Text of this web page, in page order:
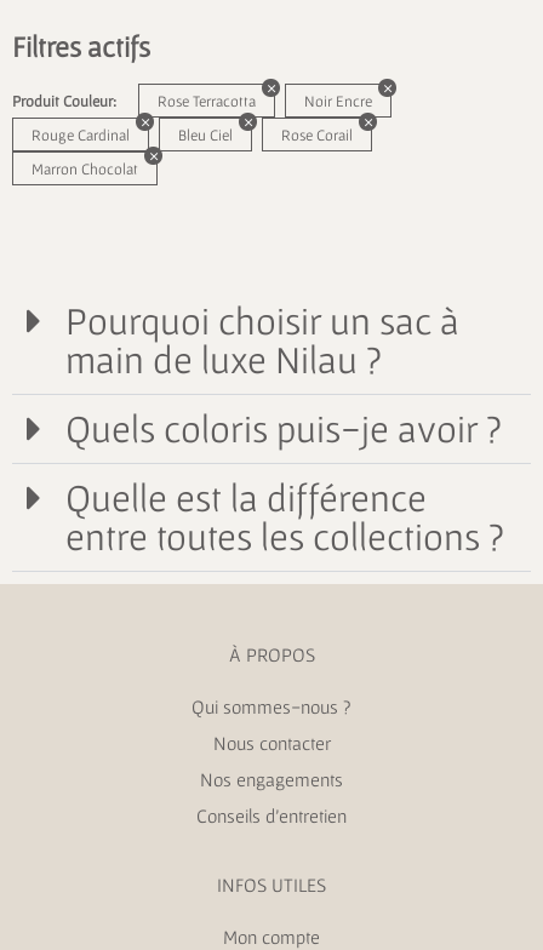
Filtres actifs
Produit Couleur: Rose Terracotta
Noir Encre
Rouge Cardinal
Bleu Ciel
Rose Corail
Marron Chocolat
Pourquoi choisir un sac à
main de luxe Nilau ?
Quels coloris puis-je avoir ?
Quelle est la différence
entre toutes les collections ?
À PROPOS
Qui sommes-nous ?
Nous contacter
Nos engagements
Conseils d’entretien
INFOS UTILES
Mon compte